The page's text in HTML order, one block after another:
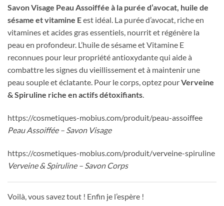
Savon Visage Peau Assoiffée à la purée d’avocat, huile de
sésame et vitamine Eest idéal. La purée d’avocat, riche en
vitamines et acides gras essentiels, nourrit et régénère la
peau en profondeur. L’huile de sésame et Vitamine E
reconnues pour leur propriété antioxydante qui aide à
combattre les signes du vieillissement et à maintenir une
peau souple et éclatante. Pour le corps, optez pourVerveine
& Spiruline riche en actifs détoxifiants.
https://cosmetiques-mobius.com/produit/peau-assoiffee
Peau Assoiffée – Savon Visage
https://cosmetiques-mobius.com/produit/verveine-spiruline
Verveine & Spiruline – Savon Corps
Voilà, vous savez tout ! Enfin je l’espère !